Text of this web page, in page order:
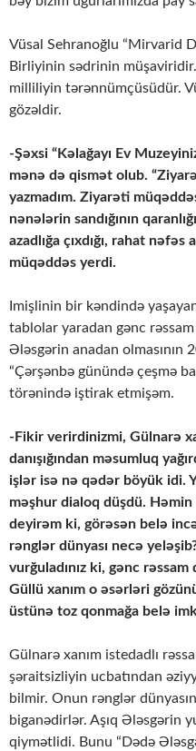
Vüsal Sehranoğlu “Mirvarid
Birliyinin sədrinin
milliliyin tərənnümçüsüdür.
gözəldir.
-Şəxsi “Kəlağayı Ev
mənə də qismət olub.
yazmadım. Ziyarəti
nənələrin sandığının
azadlığa çıxdığı, rahat nəfəs
müqəddəs yerdi.
Imişlinin bir kəndində
tablolar yaradan gənc
Ələsgərin anadan olmasının
“Çərşənbə günündə çeşmə
törənində iştirak etmişəm.
-Fikir verirdinizmi, Gülnarə
danışığından məsumluq
işlər isə nə qədər böyük idi.
məşhur dialoq düşdü.
deyirəm ki, görəsən belə
rənglər dünyası necə
vurğuladınız ki, gənc rəssam
Güllü xanım o əsərləri
üstünə toz qonmağa belə
Gülnarə xanım istedadlı
şəraitsizliyin ucbatından
bilmir. Onun rənglər
biganədirlər. Aşıq Ələsgərin
qiymətlidi. Bunu “Dədə